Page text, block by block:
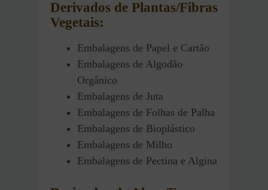
Derivados de Plantas/Fibras
Vegetais:
Embalagens de Papel e Cartão
Embalagens de Algodão
Orgânico
Embalagens de Juta
Embalagens de Folhas de Palha
Embalagens de Bioplástico
Embalagens de Milho
Embalagens de Pectina e Algina